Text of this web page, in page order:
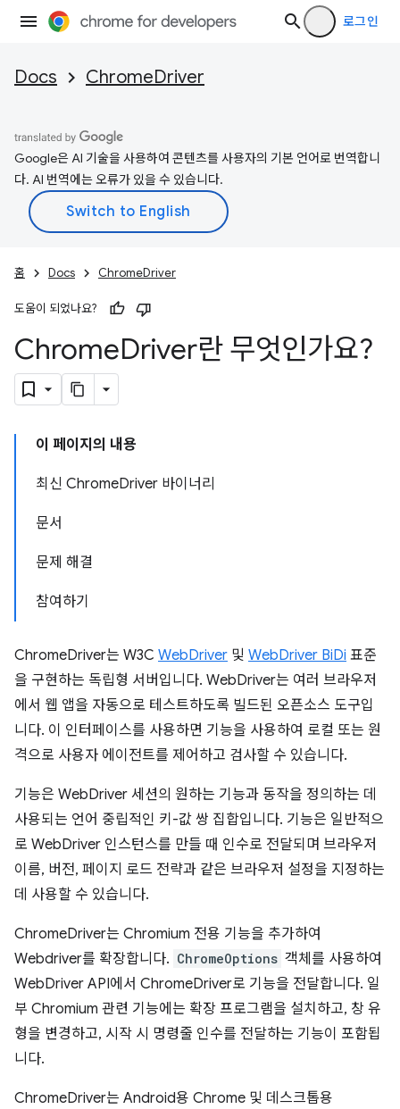
로그인
Docs ChromeDriver
Google은 AI 기술을 사용하여 콘텐츠를 사용자의 기본 언어로 번역합니
다. AI 번역에는 오류가 있을 수 있습니다.
홈 Docs ChromeDriver
도움이 되었나요?
ChromeDriver란 무엇인가요?
이 페이지의 내용
최신 ChromeDriver 바이너리
문서
문제 해결
참여하기
ChromeDriver는 W3C WebDriver 및 WebDriver BiDi 표준
을 구현하는 독립형 서버입니다. WebDriver는 여러 브라우저
에서 웹 앱을 자동으로 테스트하도록 빌드된 오픈소스 도구입
니다. 이 인터페이스를 사용하면 기능을 사용하여 로컬 또는 원
격으로 사용자 에이전트를 제어하고 검사할 수 있습니다.
기능은 WebDriver 세션의 원하는 기능과 동작을 정의하는 데
사용되는 언어 중립적인 키-값 쌍 집합입니다. 기능은 일반적으
로 WebDriver 인스턴스를 만들 때 인수로 전달되며 브라우저
이름, 버전, 페이지 로드 전략과 같은 브라우저 설정을 지정하는
데 사용할 수 있습니다.
ChromeDriver는 Chromium 전용 기능을 추가하여
Webdriver를 확장합니다. ChromeOptions 객체를 사용하여
WebDriver API에서 ChromeDriver로 기능을 전달합니다. 일
부 Chromium 관련 기능에는 확장 프로그램을 설치하고, 창 유
형을 변경하고, 시작 시 명령줄 인수를 전달하는 기능이 포함됩
니다.
ChromeDriver는 Android용 Chrome 및 데스크톱용